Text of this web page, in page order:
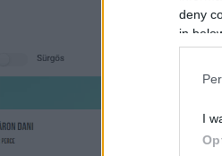
deny
in
I